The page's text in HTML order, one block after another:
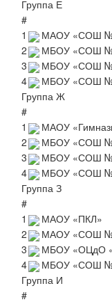
Группа Е
#
1
МАОУ «СОШ
2
МБОУ «СОШ
3
МБОУ «СОШ
4
МБОУ «СОШ
Группа Ж
#
1
МАОУ
2
МБОУ «СОШ
3
МБОУ «СОШ
4
МБОУ «СОШ
Группа З
#
1
МАОУ «ПКЛ»
2
МАОУ «СОШ
3
МБОУ «ОЦдО
4
МБОУ «СОШ
Группа И
#